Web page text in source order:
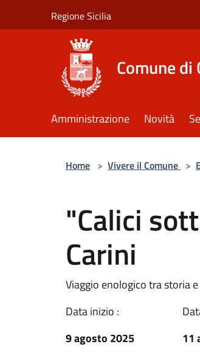
Regione Sicilia
Comune di
Amministrazione Novità
Home > Vivere il Comune >
"Calici
Carini
Viaggio enologico tra storia
Data inizio :
9 agosto 2025
11